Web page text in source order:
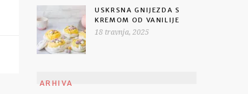
USKRSNA GNIJEZDA S
KREMOM OD VANILIJE
18 travnja, 2025
ARHIVA